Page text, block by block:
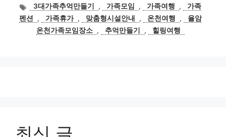
태
그
3대가족추억만들기 , 가족모임 , 가족여행 ,
가족
펜션
, 가족휴가 , 맞춤형시설안내 , 온천여행 ,
율암
온천가족모임장소 , 추억만들기 , 힐링여행